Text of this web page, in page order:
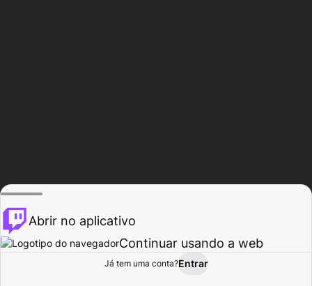
Procurar Atividade
Abrir no aplicativo
Continuar usando a web
Já tem uma conta?Entrar